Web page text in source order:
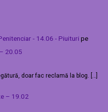
- 14.06 - Piuituripe
20.05
doar fac reclamă la blog. […]
– 19.02